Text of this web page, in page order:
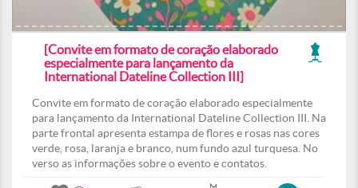
[Convite em formato de coração elaborado
especialmente para lançamento da
International Dateline Collection III]
Convite em formato de coração elaborado especialmente
para lançamento da International Dateline Collection III. Na
parte frontal apresenta estampa de flores e rosas nas cores
verde, rosa, laranja e branco, num fundo azul turquesa. No
verso as informações sobre o evento e contatos.